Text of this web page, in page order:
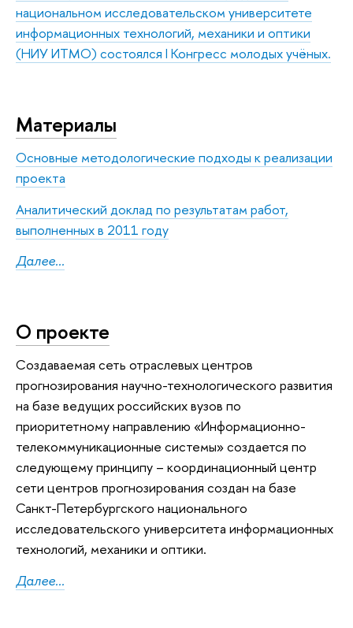
национальном исследовательском университете
информационных технологий, механики и оптики
(НИУ ИТМО) состоялся I Конгресс молодых учёных.
Материалы
Основные методологические подходы к реализации
проекта
Аналитический доклад по результатам работ,
выполненных в 2011 году
Далее...
О проекте
Создаваемая сеть отраслевых центров
прогнозирования научно-технологического развития
на базе ведущих российских вузов по
приоритетному направлению «Информационно-
телекоммуникационные системы» создается по
следующему принципу – координационный центр
сети центров прогнозирования создан на базе
Санкт-Петербургского национального
исследовательского университета информационных
технологий, механики и оптики.
Далее...